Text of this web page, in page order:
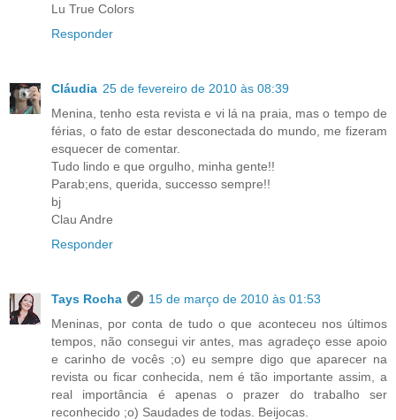
Lu True Colors
Responder
Cláudia 25 de fevereiro de 2010 às 08:39
Menina, tenho esta revista e vi lá na praia, mas o tempo de
férias, o fato de estar desconectada do mundo, me fizeram
esquecer de comentar.
Tudo lindo e que orgulho, minha gente!!
Parab;ens, querida, successo sempre!!
bj
Clau Andre
Responder
Tays Rocha
15 de março de 2010 às 01:53
Meninas, por conta de tudo o que aconteceu nos últimos
tempos, não consegui vir antes, mas agradeço esse apoio
e carinho de vocês ;o) eu sempre digo que aparecer na
revista ou ficar conhecida, nem é tão importante assim, a
real importância é apenas o prazer do trabalho ser
reconhecido ;o) Saudades de todas. Beijocas.